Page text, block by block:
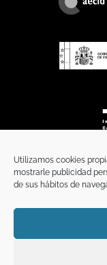
Utilizamos cookies
mostrarle publicidad
de sus hábitos de